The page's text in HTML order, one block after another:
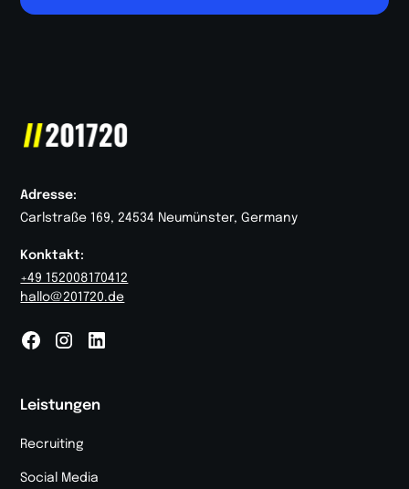
Adresse:
Carlstraße 169, 24534 Neumünster, Germany
Konktakt:
+49 152008170412
hallo@201720.de
Leistungen
Recruiting
Social Media